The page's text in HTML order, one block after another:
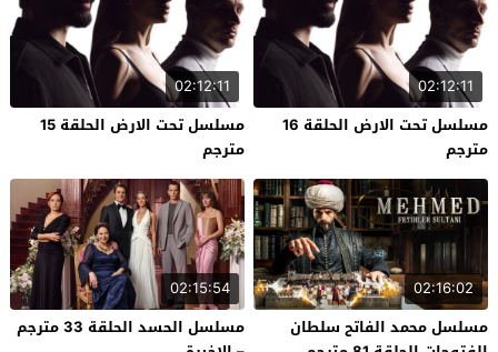
02:12:11
مسلسل تحت الارض الحلقة 16
مترجم
02:12:11
مسلسل تحت الارض الحلقة 15
مترجم
02:16:02
مسلسل محمد الفاتح سلطان
02:15:54
مسلسل الحسد الحلقة 33 مترجم